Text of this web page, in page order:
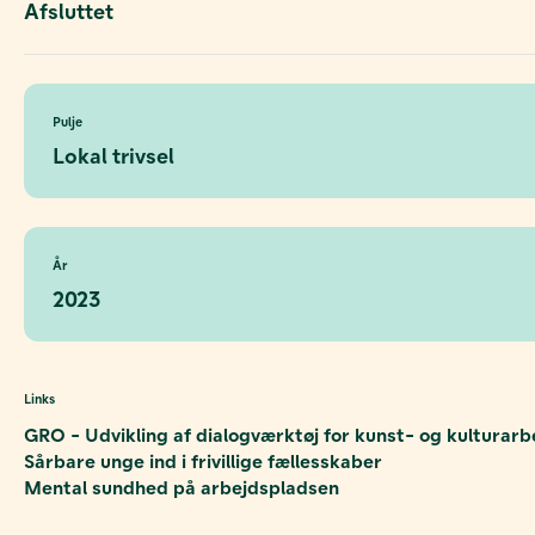
Afsluttet
Pulje
Lokal trivsel
År
2023
Links
GRO - Udvikling af dialogværktøj for kunst- og
Sårbare unge ind i frivillige fællesskaber
Mental sundhed på arbejdspladsen